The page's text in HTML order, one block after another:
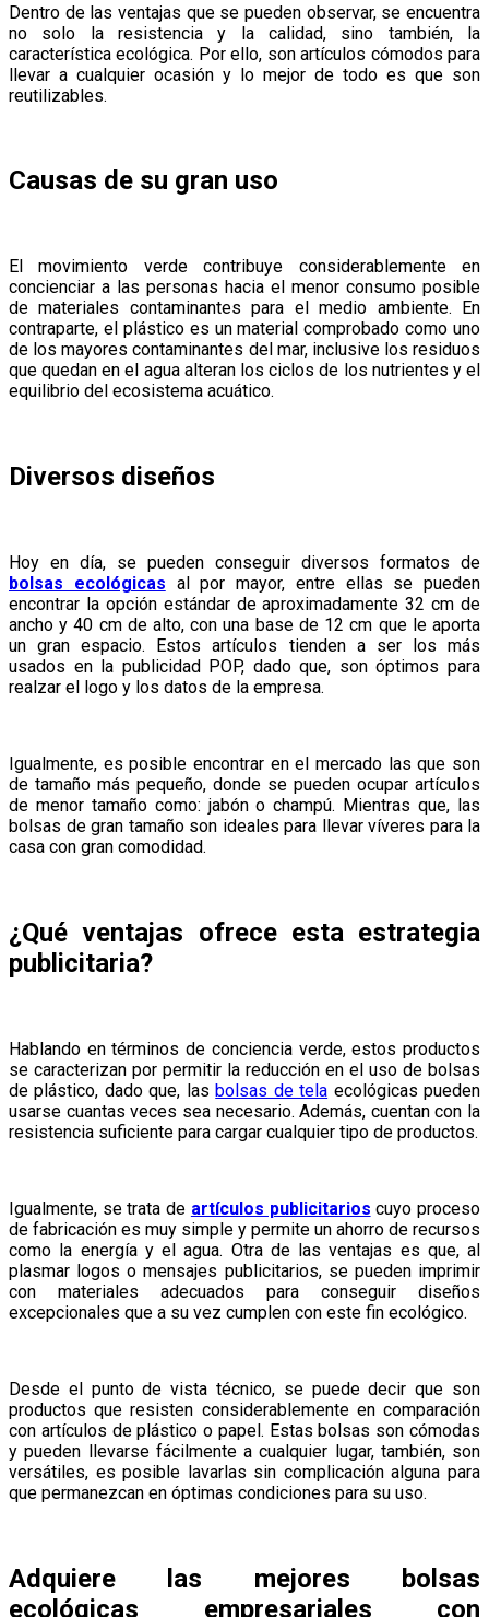
Dentro de las ventajas que se pueden observar, se encuentra
no solo la resistencia y la calidad, sino también, la
característica ecológica. Por ello, son artículos cómodos para
llevar a cualquier ocasión y lo mejor de todo es que son
reutilizables.
Causas de su gran uso
El movimiento verde contribuye considerablemente en
concienciar a las personas hacia el menor consumo posible
de materiales contaminantes para el medio ambiente. En
contraparte, el plástico es un material comprobado como uno
de los mayores contaminantes del mar, inclusive los residuos
que quedan en el agua alteran los ciclos de los nutrientes y el
equilibrio del ecosistema acuático.
Diversos diseños
Hoy en día, se pueden conseguir diversos formatos de
bolsas ecológicas al por mayor, entre ellas se pueden
encontrar la opción estándar de aproximadamente 32 cm de
ancho y 40 cm de alto, con una base de 12 cm que le aporta
un gran espacio. Estos artículos tienden a ser los más
usados en la publicidad POP, dado que, son óptimos para
realzar el logo y los datos de la empresa.
Igualmente, es posible encontrar en el mercado las que son
de tamaño más pequeño, donde se pueden ocupar artículos
de menor tamaño como: jabón o champú. Mientras que, las
bolsas de gran tamaño son ideales para llevar víveres para la
casa con gran comodidad.
¿Qué ventajas ofrece esta estrategia
publicitaria?
Hablando en términos de conciencia verde, estos productos
se caracterizan por permitir la reducción en el uso de bolsas
de plástico, dado que, lasbolsas de tela ecológicas pueden
usarse cuantas veces sea necesario. Además, cuentan con la
resistencia suficiente para cargar cualquier tipo de productos.
Igualmente, se trata de artículos publicitarios cuyo proceso
de fabricación es muy simple y permite un ahorro de recursos
como la energía y el agua. Otra de las ventajas es que, al
plasmar logos o mensajes publicitarios, se pueden imprimir
con materiales adecuados para conseguir diseños
excepcionales que a su vez cumplen con este fin ecológico.
Desde el punto de vista técnico, se puede decir que son
productos que resisten considerablemente en comparación
con artículos de plástico o papel. Estas bolsas son cómodas
y pueden llevarse fácilmente a cualquier lugar, también, son
versátiles, es posible lavarlas sin complicación alguna para
que permanezcan en óptimas condiciones para su uso.
Adquiere las mejores bolsas
ecológicas empresariales con